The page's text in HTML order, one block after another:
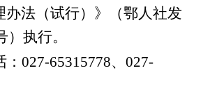
办法（试行）》（鄂人社发
）执行。
027-65315778、 027-